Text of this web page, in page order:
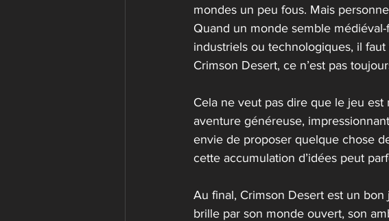
mondes un peu fous. Mais
Quand un monde semble
industriels ou technologiques, il
Crimson Desert, ce n’est pas
Cela ne veut pas dire que le jeu
aventure généreuse,
envie de proposer quelque chose
cette accumulation d’idées peut
Au final, Crimson Desert est un
brille par son monde ouvert, son